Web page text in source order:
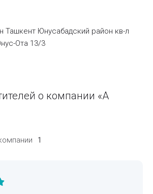
Ташкент Юнусабадский район кв-л
Ота 13/3
о компании «A
1